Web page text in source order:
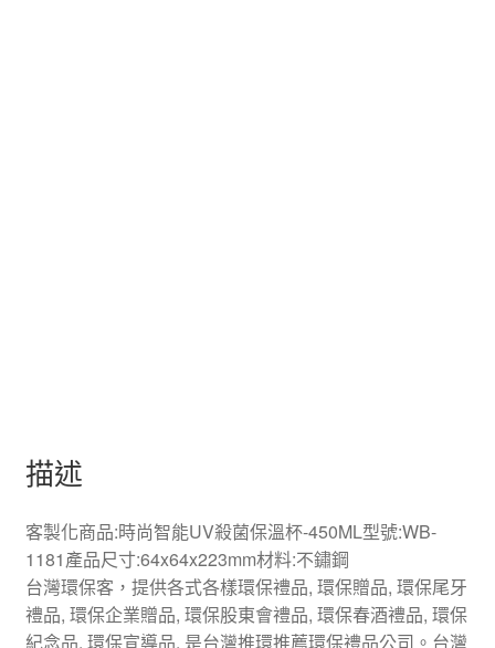
描述
客製化商品:時尚智能UV殺菌保溫杯-450ML型號:WB-
1181產品尺寸:64x64x223mm材料:不鏽鋼
台灣環保客，提供各式各樣環保禮品, 環保贈品, 環保尾牙
禮品, 環保企業贈品, 環保股東會禮品, 環保春酒禮品, 環保
紀念品, 環保宣導品, 是台灣推環推薦環保禮品公司。台灣